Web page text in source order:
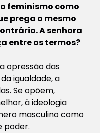
feminismo como
prega o mesmo
A senhora
entre os termos?
opressão das
igualdade, a
Se opõem,
à ideologia
masculino como
poder.